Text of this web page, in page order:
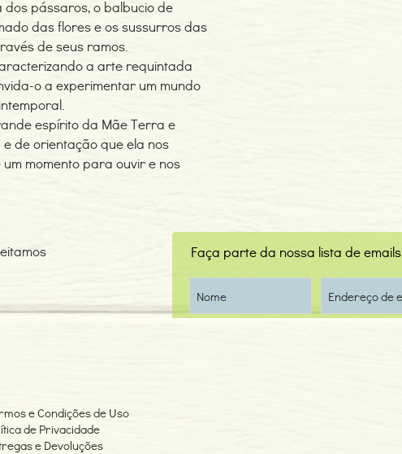
pássaros, o balbucio de
das flores e os sussurros das
de seus ramos.
a arte requintada
o a experimentar um mundo
espírito da Mãe Terra e
de orientação que ela nos
momento para ouvir e nos
Faça parte da nossa lista de emails
e Condições de Uso
de Privacidade
e Devoluções